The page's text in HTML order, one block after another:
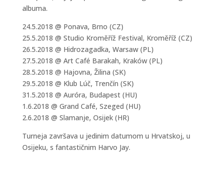
albuma.
24.5.2018 @ Ponava, Brno (CZ)
25.5.2018 @ Studio Kroměříž Festival, Kroměříž (CZ)
26.5.2018 @ Hidrozagadka, Warsaw (PL)
27.5.2018 @ Art Café Barakah, Kraków (PL)
28.5.2018 @ Hajovna, Žilina (SK)
29.5.2018 @ Klub Lúč, Trenčín (SK)
31.5.2018 @ Auróra, Budapest (HU)
1.6.2018 @ Grand Café, Szeged (HU)
2.6.2018 @ Slamanje, Osijek (HR)
Turneja završava u jedinim datumom u Hrvatskoj, u
Osijeku, s fantastičnim Harvo Jay.